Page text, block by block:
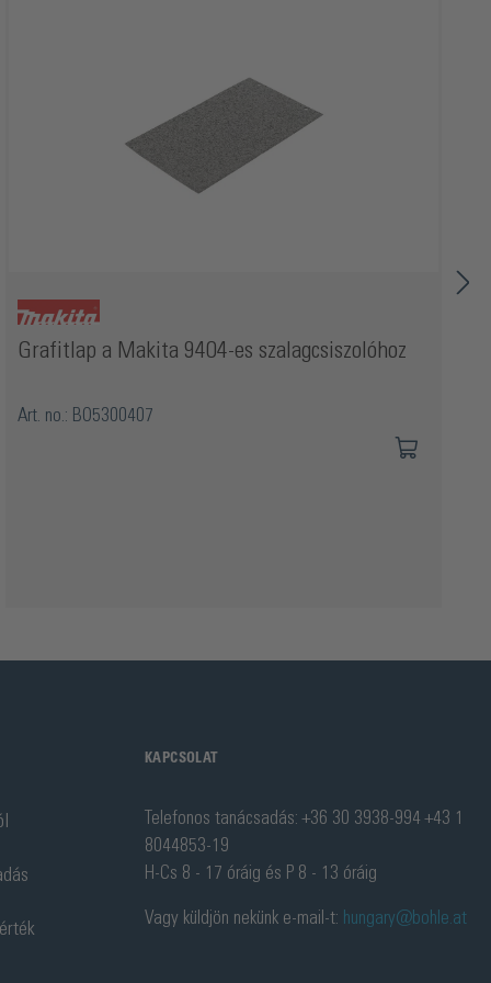
Grafitlap a Makita 9404-es szalagcsiszolóhoz
Art. no.: BO5300407
KAPCSOLAT
Telefonos tanácsadás: +36 30 3938-994 +43 1
8044853-19
H-Cs 8 - 17 óráig és P 8 - 13 óráig
Vagy küldjön nekünk e-mail-t: hungary@bohle.at